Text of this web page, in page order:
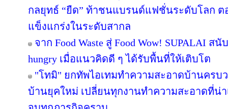
กลยุทธ์ “ยืด” ท้าชนแบรนด์แฟชั่นระดับโลก
แข็งแกร่งในระดับสากล
จาก Food Waste สู่ Food Wow! SUPALAI ส
hungry เมื่อแนวคิดดี ๆ ได้รับพื้นที่ให้เติบโต
"โทมิ" ยกทัพไอเทมทำความสะอาดบ้านครบ
บ้านยุคใหม่ เปลี่ยนทุกงานทำความสะอาดที่น่า